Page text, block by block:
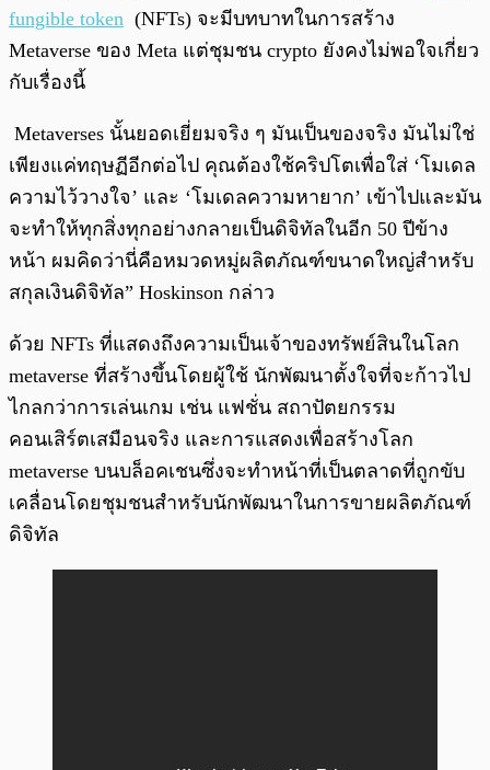
fungible token (NFTs) จะมีบทบาทในการสร้าง
Metaverse ของ Meta แต่ชุมชน crypto ยังคงไม่พอใจเกี่ยว
กับเรื่องนี้
Metaverses นั้นยอดเยี่ยมจริง ๆ มันเป็นของจริง มันไม่ใช่
เพียงแค่ทฤษฏีอีกต่อไป คุณต้องใช้คริปโตเพื่อใส่ ‘โมเดล
ความไว้วางใจ’ และ ‘โมเดลความหายาก’ เข้าไปและมัน
จะทำให้ทุกสิ่งทุกอย่างกลายเป็นดิจิทัลในอีก 50 ปีข้าง
หน้า ผมคิดว่านี่คือหมวดหมู่ผลิตภัณฑ์ขนาดใหญ่สำหรับ
สกุลเงินดิจิทัล” Hoskinson กล่าว
ด้วย NFTs ที่แสดงถึงความเป็นเจ้าของทรัพย์สินในโลก
metaverse ที่สร้างขึ้นโดยผู้ใช้ นักพัฒนาตั้งใจที่จะก้าวไป
ไกลกว่าการเล่นเกม เช่น แฟชั่น สถาปัตยกรรม
คอนเสิร์ตเสมือนจริง และการแสดงเพื่อสร้างโลก
metaverse บนบล็อคเชนซึ่งจะทำหน้าที่เป็นตลาดที่ถูกขับ
เคลื่อนโดยชุมชนสำหรับนักพัฒนาในการขายผลิตภัณฑ์
ดิจิทัล